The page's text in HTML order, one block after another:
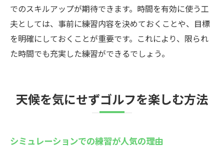
でのスキルアップが期待できます。時間を有効に使う工
夫としては、事前に練習内容を決めておくことや、目標
を明確にしておくことが重要です。これにより、限られ
た時間でも充実した練習ができるでしょう。
天候を気にせずゴルフを楽しむ方法
シミュレーションでの練習が人気の理由